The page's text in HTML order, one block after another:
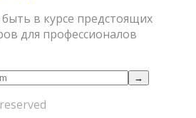
в курсе предстоящих
для профессионалов